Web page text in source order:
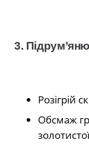
3.
Розігрій
Обсмаж